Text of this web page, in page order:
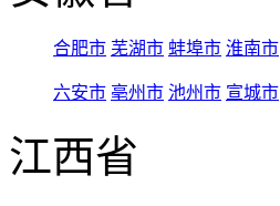
合肥市 芜湖市 蚌埠市 淮南市
六安市 亳州市 池州市 宣城市
江西省